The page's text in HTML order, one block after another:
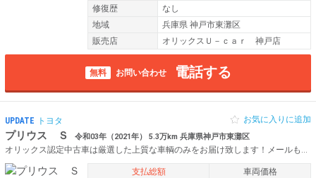
修復歴
なし
地域
兵庫県 神戸市東灘区
販売店
オリックスＵ－ｃａｒ 神戸店
無料 お問い合わせ 電話する
UPDATE トヨタ
プリウス Ｓ 令和03年（2021年） 5.3万km 兵庫県神戸市東灘区
オリックス認定中古車は厳選した上質な車輌のみをお届け致します！メールもしくはフリーダイヤルにて、お気軽にお問合せ下さい♪
お気に入りに追加
支払総額 車両価格